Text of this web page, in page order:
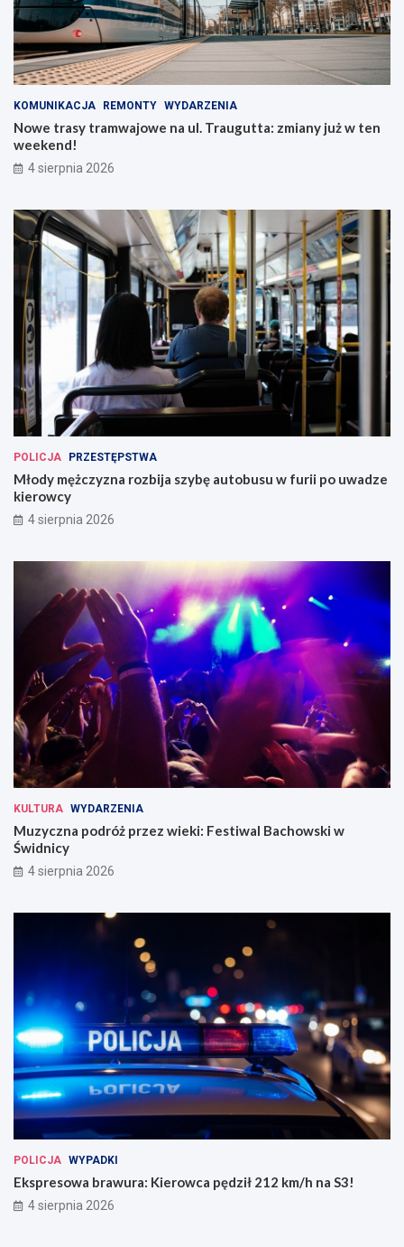
KOMUNIKACJA REMONTY WYDARZENIA
Nowe trasy tramwajowe na ul. Traugutta: zmiany już w ten
weekend!
4 sierpnia 2026
POLICJA PRZESTĘPSTWA
Młody mężczyzna rozbija szybę autobusu w furii po uwadze
kierowcy
4 sierpnia 2026
KULTURA WYDARZENIA
Muzyczna podróż przez wieki: Festiwal Bachowski w
Świdnicy
4 sierpnia 2026
POLICJA WYPADKI
Ekspresowa brawura: Kierowca pędził 212 km/h na S3!
4 sierpnia 2026